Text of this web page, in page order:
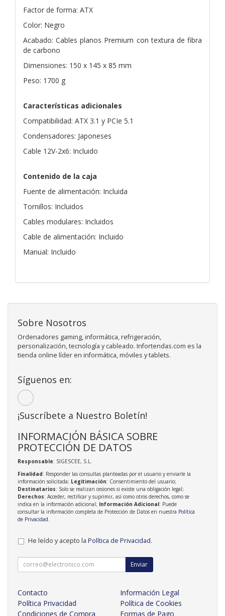
Factor de forma: ATX
Color: Negro
Acabado: Cables planos Premium con textura de fibra
de carbono
Dimensiones: 150 x 145 x 85 mm
Peso: 1700 g
Características adicionales
Compatibilidad: ATX 3.1 y PCIe 5.1
Condensadores: Japoneses
Cable 12V-2x6: Incluido
Contenido de la caja
Fuente de alimentación: Incluida
Tornillos: Incluidos
Cables modulares: Incluidos
Cable de alimentación: Incluido
Manual: Incluido
Sobre Nosotros
Ordenadores gaming, informática, refrigeración,
personalización, tecnología y cableado. Infortendas.com es la
tienda online líder en informática, móviles y tablets.
Síguenos en:
¡Suscríbete a Nuestro Boletín!
INFORMACIÓN BÁSICA SOBRE
PROTECCIÓN DE DATOS
Responsable: SIGESCEE, S.L.
Finalidad: Responder las consultas planteadas por el usuario y enviarle la
información solicitada; Legitimación: Consentimiento del usuario;
Destinatarios: Solo se realizan cesiones si existe una obligación legal;
Derechos: Acceder, rectificar y suprimir, así como otros derechos, como se
indica en la información adicional; Información Adicional: Puede
consultar la información completa de Protección de Datos en nuestra Política
de Privacidad
He leído y acepto la Política de Privacidad.
Enviar
Contacto
Información Legal
Política Privacidad
Política de Cookies
Condiciones de Compra
Formas de Pago